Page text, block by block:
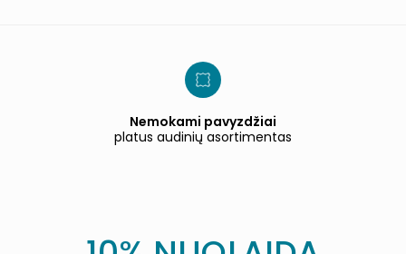
Nemokami pavyzdžiai
platus audinių asortimentas